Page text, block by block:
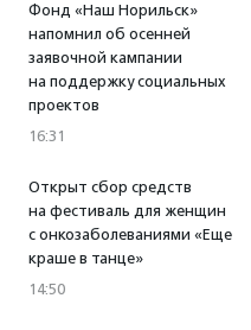
Фонд «Наш Норильск»
напомнил об осенней
заявочной кампании
на поддержку социальных
проектов
16:31
Открыт сбор средств
на фестиваль для женщин
с онкозаболеваниями «Еще
краше в танце»
14:50